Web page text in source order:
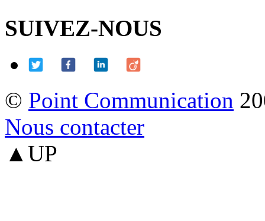
SUIVEZ-NOUS
© Point Communication
Nous contacter
▲UP